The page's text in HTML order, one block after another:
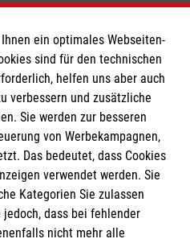
und
die bei plötzlichen
geleistet
Funktionen zu
medizinische
Erste-Hilfe-Kurs und
Fall alle zwei Jahre
Sie einen gut
Hilfe-Kasten zu Hause
regelmäßig dessen
auffüllen.
sollte ich einen
will sollte sein
auffrischen.
angewendet
ein optimales Webseiten-
sind für den technischen
helfen uns aber auch
verbessern und zusätzliche
Sie werden zur besseren
von Werbekampagnen,
Das bedeutet, dass Cookies
verwendet werden. Sie
Kategorien Sie zulassen
dass bei fehlender
nicht mehr alle